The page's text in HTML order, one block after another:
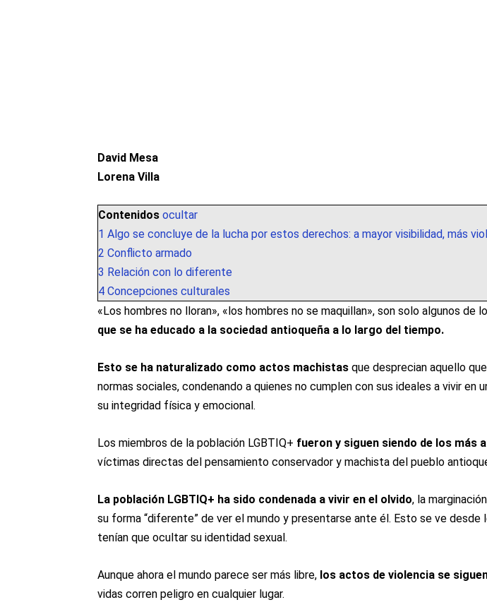
David Mesa
Lorena Villa
Contenidos ocultar
1 Algo se concluye de la lucha por estos derechos: a mayor visibilidad, más
2 Conflicto armado
3 Relación con lo diferente
4 Concepciones culturales
«Los hombres no lloran», «los hombres no se maquillan», son solo algunos de
que se ha educado a la sociedad antioqueña a lo largo del tiempo.
Esto se ha naturalizado como actos machistas que desprecian aquello
normas sociales, condenando a quienes no cumplen con sus ideales a vivir en
su integridad física y emocional.
Los miembros de la población LGBTIQ+ fueron y siguen siendo de los más
víctimas directas del pensamiento conservador y machista del pueblo
La población LGBTIQ+ ha sido condenada a vivir en el olvido, la
su forma “diferente” de ver el mundo y presentarse ante él. Esto se ve desde
tenían que ocultar su identidad sexual.
Aunque ahora el mundo parece ser más libre, los actos de violencia se
vidas corren peligro en cualquier lugar.